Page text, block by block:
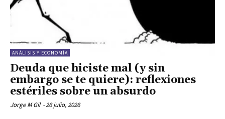
ANÁLISIS Y ECONOMÍA
Deuda que hiciste mal (y sin
embargo se te quiere): reflexiones
estériles sobre un absurdo
Jorge M Gil -26 julio, 2026